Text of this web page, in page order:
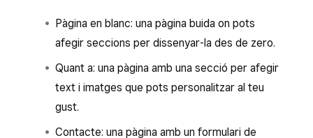
Pàgina en blanc: una pàgina buida on pots
afegir seccions per dissenyar-la des de zero.
Quant a: una pàgina amb una secció per afegir
text i imatges que pots personalitzar al teu
gust.
Contacte: una pàgina amb un formulari de